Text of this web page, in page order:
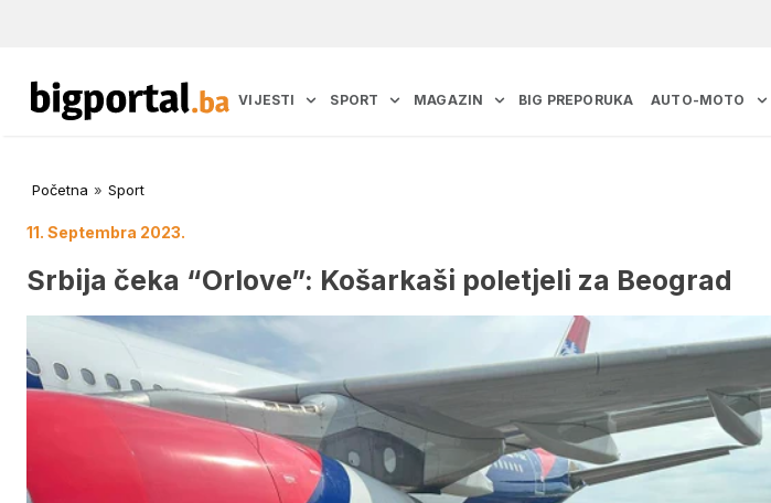
VIJESTI SPORT MAGAZIN BIG PREPORUKA AUTO-MOTO
Početna » Sport
11. Septembra 2023.
Srbija čeka “Orlove”: Košarkaši poletjeli za Beograd